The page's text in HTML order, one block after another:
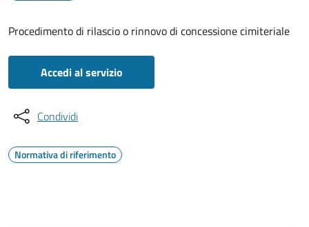
Procedimento di rilascio o rinnovo di concessione cimiteriale
Accedi al servizio
Condividi
Normativa di riferimento